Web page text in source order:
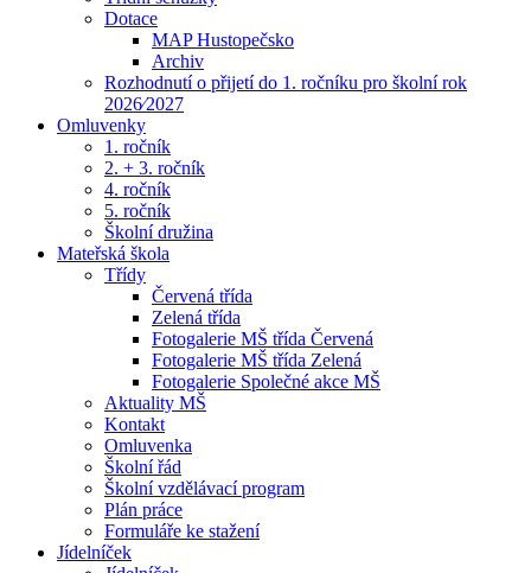
Dotace
MAP Hustopečsko
Archiv
Rozhodnutí o přijetí do 1. ročníku pro školní rok
2026⁄2027
Omluvenky
1. ročník
2. + 3. ročník
4. ročník
5. ročník
Školní družina
Mateřská škola
Třídy
Červená třída
Zelená třída
Fotogalerie MŠ třída Červená
Fotogalerie MŠ třída Zelená
Fotogalerie Společné akce MŠ
Aktuality MŠ
Kontakt
Omluvenka
Školní řád
Školní vzdělávací program
Plán práce
Formuláře ke stažení
Jídelníček